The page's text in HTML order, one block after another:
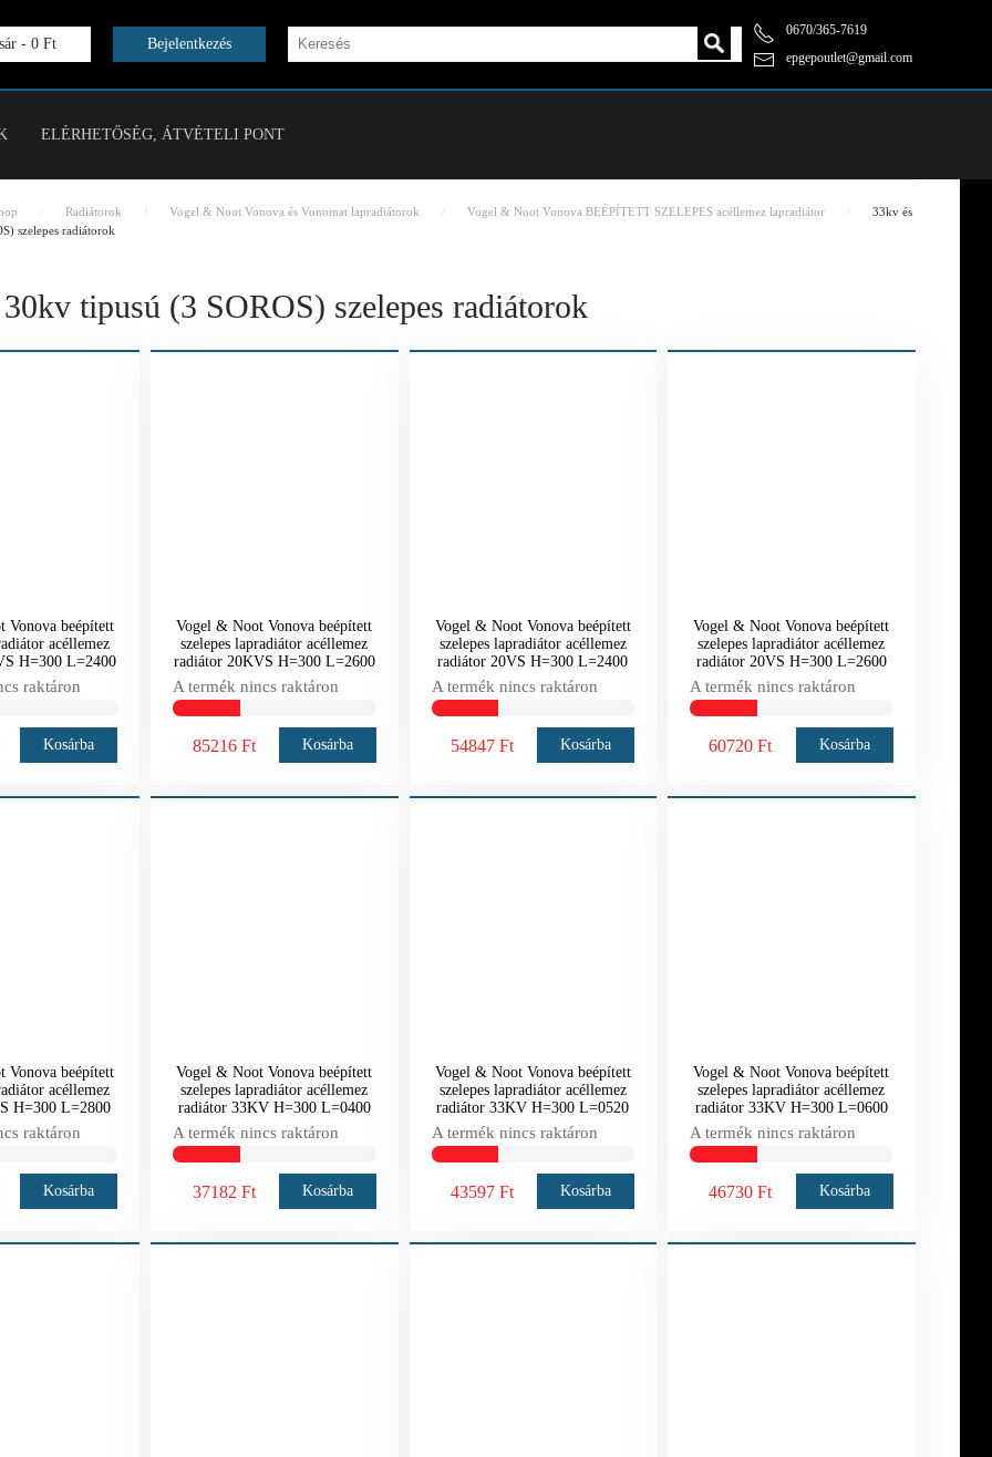
- 0 Ft Bejelentkezés
0670/365-7619
epgepoutlet@gmail.com
ELÉRHETŐSÉG, ÁTVÉTELI PONT
Radiátorok Vogel & Noot Vonova és Vonomat lapradiátorok Vogel & Noot Vonova BEÉPÍTETT SZELEPES acéllemez lapradiátor
33kv és
szelepes radiátorok
tipusú (3 SOROS) szelepes radiátorok
Vonova beépített
acéllemez
H=300 L=2400
raktáron
Kosárba
Vogel & Noot Vonova beépített
szelepes lapradiátor acéllemez
radiátor 20KVS H=300 L=2600
A termék nincs raktáron
85216 Ft Kosárba
Vogel & Noot Vonova beépített
szelepes lapradiátor acéllemez
radiátor 20VS H=300 L=2400
A termék nincs raktáron
54847 Ft Kosárba
Vogel & Noot Vonova beépített
szelepes lapradiátor acéllemez
radiátor 20VS H=300 L=2600
A termék nincs raktáron
60720 Ft Kosárba
Vonova beépített
acéllemez
H=300 L=2800
raktáron
Kosárba
Vogel & Noot Vonova beépített
szelepes lapradiátor acéllemez
radiátor 33KV H=300 L=0400
A termék nincs raktáron
37182 Ft Kosárba
Vogel & Noot Vonova beépített
szelepes lapradiátor acéllemez
radiátor 33KV H=300 L=0520
A termék nincs raktáron
43597 Ft Kosárba
Vogel & Noot Vonova beépített
szelepes lapradiátor acéllemez
radiátor 33KV H=300 L=0600
A termék nincs raktáron
46730 Ft Kosárba